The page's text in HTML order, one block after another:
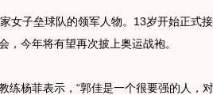
子垒球队的领军人物。13岁开始正式接
，今年将有望再次披上奥运战袍。
杨菲表示，“郭佳是一个很要强的人，